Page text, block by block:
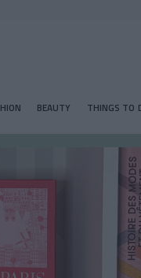
BEAUTY THINGS TO